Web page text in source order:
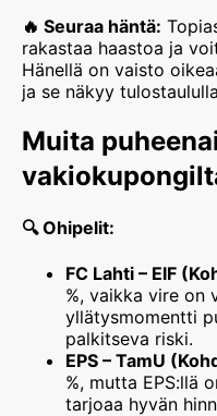
🔥 Seuraa häntä:
rakastaa haastoa ja
Hänellä on vaisto
ja se näkyy
Muita
🔍 Ohipelit:
FC Lahti – EIF
%, vaikka vire on
yllätysmomentti
palkitseva riski.
EPS – TamU
%, mutta EPS:llä
tarjoaa hyvän